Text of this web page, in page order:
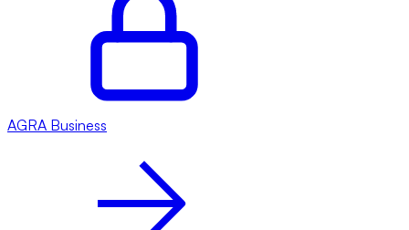
AGRA Business